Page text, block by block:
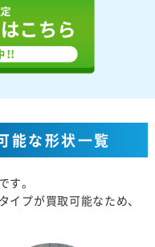
能な形状一覧
す。
プが買取可能なため、